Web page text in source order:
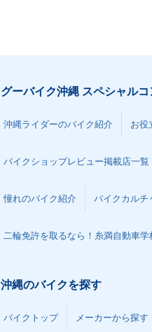
グーバイク沖縄 スペシャルコ
沖縄ライダーのバイク紹介 お役
バイクショップレビュー掲載店一覧
憧れのバイク紹介 バイクカルチ
二輪免許を取るなら！糸満自動車学
沖縄のバイクを探す
バイクトップ メーカーから探す